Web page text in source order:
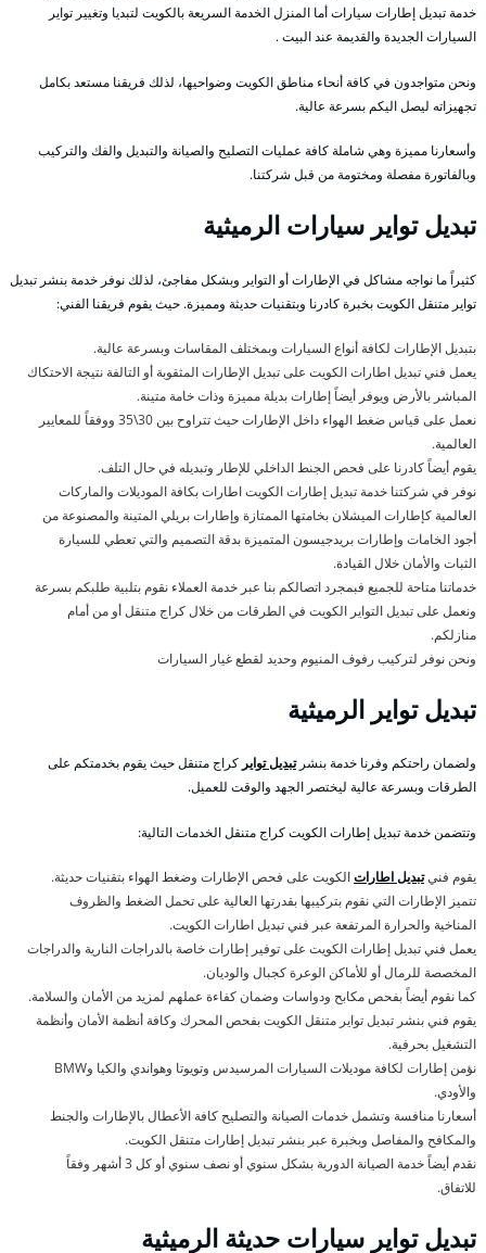
خدمة تبديل إطارات سيارات أما المنزل الخدمة السريعة بالكويت لتبديا وتغيير تواير
السيارات الجديدة والقديمة عند البيت .
ونحن متواجدون في كافة أنحاء مناطق الكويت وضواحيها، لذلك فريقنا مستعد بكامل
تجهيزاته ليصل اليكم بسرعة عالية.
وأسعارنا مميزة وهي شاملة كافة عمليات التصليح والصيانة والتبديل والفك والتركيب
وبالفاتورة مفصلة ومختومة من قبل شركتنا.
تبديل تواير سيارات الرميثية
كثيراً ما نواجه مشاكل في الإطارات أو التواير وبشكل مفاجئ، لذلك نوفر خدمة بنشر تبديل
تواير متنقل الكويت بخبرة كادرنا وبتقنيات حديثة ومميزة. حيث يقوم فريقنا الفني:
بتبديل الإطارات لكافة أنواع السيارات وبمختلف المقاسات وبسرعة عالية.
يعمل فني تبديل اطارات الكويت على تبديل الإطارات المثقوبة أو التالفة نتيجة الاحتكاك
المباشر بالأرض ويوفر أيضاً إطارات بديلة مميزة وذات خامة متينة.
نعمل على قياس ضغط الهواء داخل الإطارات حيث تتراوح بين 30\35 ووفقاً للمعايير
العالمية.
يقوم أيضاً كادرنا على فحص الجنط الداخلي للإطار وتبديله في حال التلف.
نوفر في شركتنا خدمة تبديل إطارات الكويت اطارات بكافة الموديلات والماركات
العالمية كإطارات الميشلان بخامتها الممتازة وإطارات بريلي المتينة والمصنوعة من
أجود الخامات وإطارات بريدجيسون المتميزة بدقة التصميم والتي تعطي للسيارة
الثبات والأمان خلال القيادة.
خدماتنا متاحة للجميع فبمجرد اتصالكم بنا عبر خدمة العملاء نقوم بتلبية طلبكم بسرعة
ونعمل على تبديل التواير الكويت في الطرقات من خلال كراج متنقل أو من أمام
منازلكم.
ونحن نوفر لتركيب رفوف المنيوم وحديد لقطع غيار السيارات
تبديل تواير الرميثية
ولضمان راحتكم وفرنا خدمة بنشرتبديل تواير كراج متنقل حيث يقوم بخدمتكم على
الطرقات وبسرعة عالية ليختصر الجهد والوقت للعميل.
وتتضمن خدمة تبديل إطارات الكويت كراج متنقل الخدمات التالية:
يقوم فنيتبديل اطاراتالكويت على فحص الإطارات وضغط الهواء بتقنيات حديثة.
تتميز الإطارات التي نقوم بتركيبها بقدرتها العالية على تحمل الضغط والظروف
المناخية والحرارة المرتفعة عبر فني تبديل اطارات الكويت.
يعمل فني تبديل إطارات الكويت على توفير إطارات خاصة بالدراجات النارية والدراجات
المخصصة للرمال أو للأماكن الوعرة كجبال والوديان.
كما نقوم أيضاً بفحص مكابح ودواسات وضمان كفاءة عملهم لمزيد من الأمان والسلامة.
يقوم فني بنشر تبديل تواير متنقل الكويت بفحص المحرك وكافة أنظمة الأمان وأنظمة
التشغيل بحرفية.
نؤمن إطارات لكافة موديلات السيارات المرسيدس وتويوتا وهواندي والكيا وBMW
والأودي.
أسعارنا منافسة وتشمل خدمات الصيانة والتصليح كافة الأعطال بالإطارات والجنط
والمكافح والمفاصل وبخبرة عبر بنشر تبديل إطارات متنقل الكويت.
نقدم أيضاً خدمة الصيانة الدورية بشكل سنوي أو نصف سنوي أو كل 3 أشهر وفقاً
للاتفاق.
تبديل تواير سيارات حديثة الرميثية